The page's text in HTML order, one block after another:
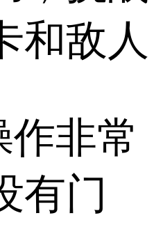
和敌人
作非常
有门